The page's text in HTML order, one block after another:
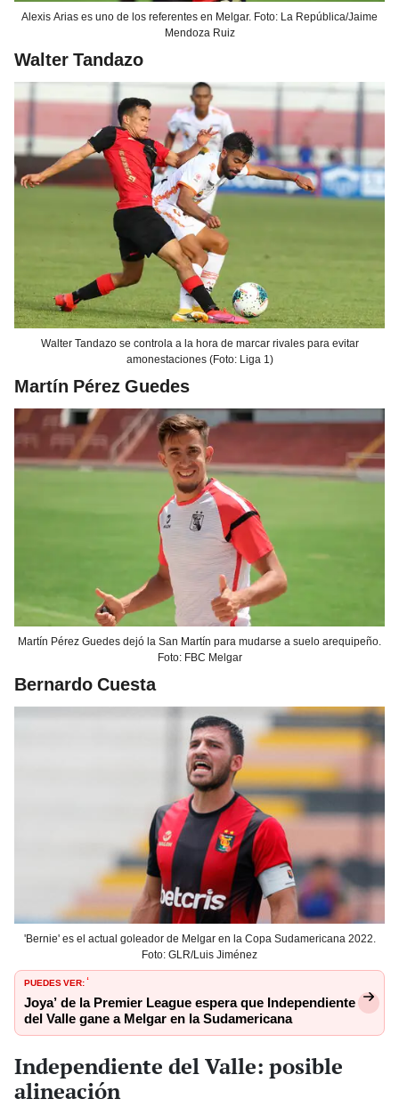
Alexis Arias es uno de los referentes en Melgar. Foto: La República/Jaime
Mendoza Ruiz
Walter Tandazo
Walter Tandazo se controla a la hora de marcar rivales para evitar
amonestaciones (Foto: Liga 1)
Martín Pérez Guedes
Martín Pérez Guedes dejó la San Martín para mudarse a suelo arequipeño.
Foto: FBC Melgar
Bernardo Cuesta
'Bernie' es el actual goleador de Melgar en la Copa Sudamericana 2022.
Foto: GLR/Luis Jiménez
PUEDES VER:‘
Joya’ de la Premier League espera que Independiente
del Valle gane a Melgar en la Sudamericana
Independiente del Valle: posible
alineación